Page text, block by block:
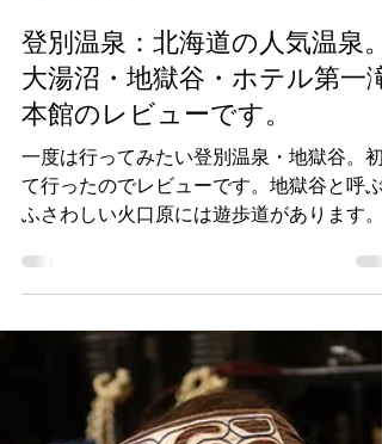
職人タカシ
2023年10月13日
登別温泉：北海道の人気温泉。
大湯沼・地獄谷・ホテル第一滝
本館のレビューです。
て行ったのでレビューです。地獄谷と呼ぶ
ふさわしい火口原には遊歩道があります。
こから噴き出している温泉を各ホテルの浴
に引いています。